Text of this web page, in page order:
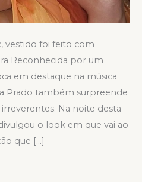
vestido foi feito com
Reconhecida por um
em destaque na música
Prado também surpreende
Na noite desta
o look em que vai ao
que […]